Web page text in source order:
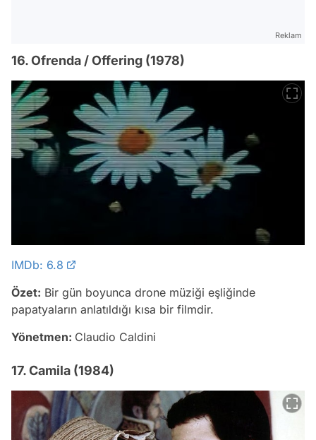
Reklam
16. Ofrenda / Offering (1978)
IMDb: 6.8
Özet: Bir gün boyunca drone müziği eşliğinde
papatyaların anlatıldığı kısa bir filmdir.
Yönetmen: Claudio Caldini
17. Camila (1984)